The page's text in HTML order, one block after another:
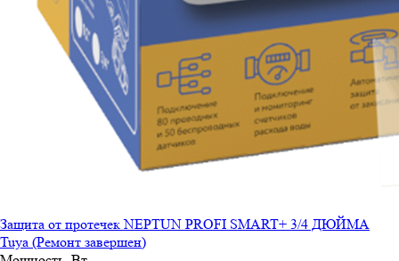
Защита от протечек NEPTUN PROFI SMART+ 3/4 ДЮЙМА
Tuya (Ремонт завершен)